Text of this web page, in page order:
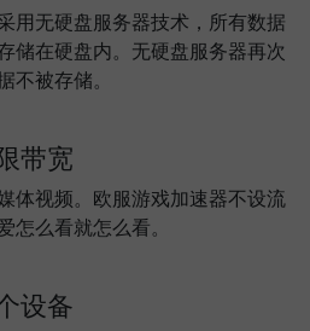
用无硬盘服务器技术，所有数据
储在硬盘内。无硬盘服务器再次
不被存储。
带宽
体视频。欧服游戏加速器不设流
怎么看就怎么看。
设备